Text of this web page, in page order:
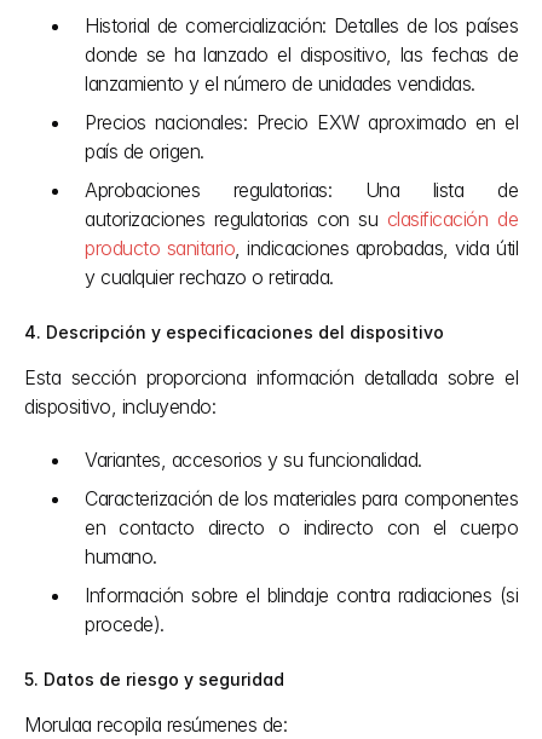
Historial de comercialización: Detalles de los países
donde se ha lanzado el dispositivo, las fechas de
lanzamiento y el número de unidades vendidas.
Precios nacionales: Precio EXW aproximado en el
país de origen.
Aprobaciones regulatorias: Una lista de
autorizaciones regulatorias con su clasificación de
producto sanitario, indicaciones aprobadas, vida útil
y cualquier rechazo o retirada.
4. Descripción y especificaciones del dispositivo
Esta sección proporciona información detallada sobre el
dispositivo, incluyendo:
Variantes, accesorios y su funcionalidad.
Caracterización de los materiales para componentes
en contacto directo o indirecto con el cuerpo
humano.
Información sobre el blindaje contra radiaciones (si
procede).
5. Datos de riesgo y seguridad
Morulaa recopila resúmenes de: